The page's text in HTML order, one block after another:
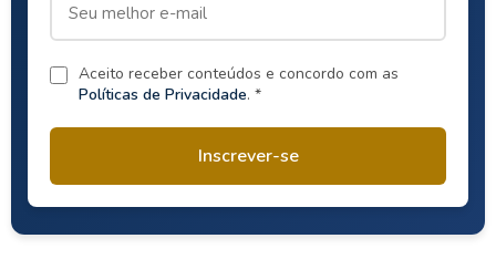
Aceito receber conteúdos e concordo com as
Políticas de Privacidade. *
Inscrever-se